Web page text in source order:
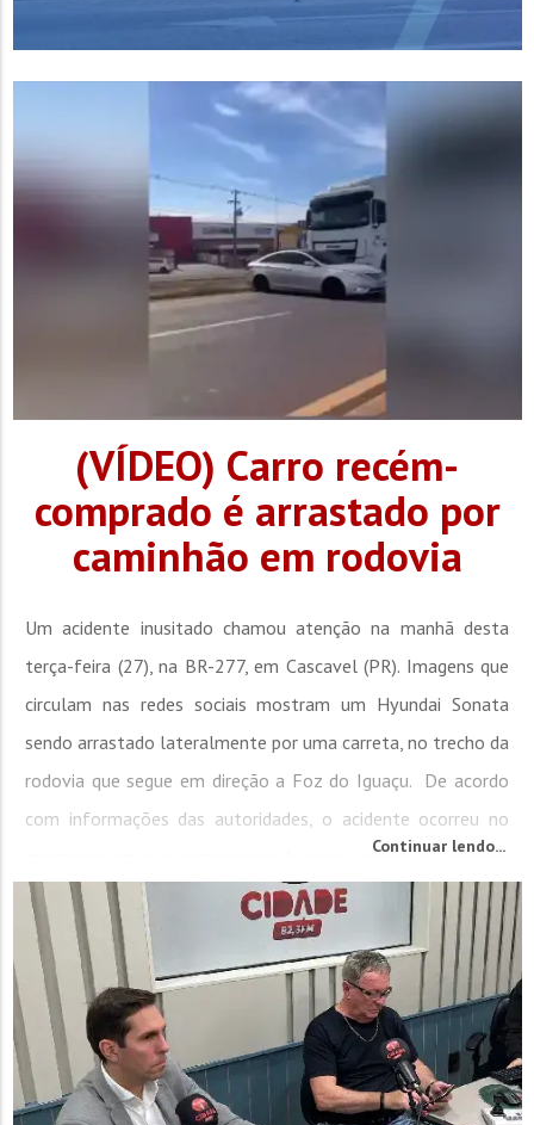
(VÍDEO) Carro recém-
comprado é arrastado por
caminhão em rodovia
Um acidente inusitado chamou atenção na manhã desta
terça-feira (27), na BR-277, em Cascavel (PR). Imagens que
circulam nas redes sociais mostram um Hyundai Sonata
sendo arrastado lateralmente por uma carreta, no trecho da
rodovia que segue em direção a Foz do Iguaçu. De acordo
com informações das autoridades, o acidente ocorreu no
momento em que o motorista do carro acessava a rodovia
e colidiu com a carreta, que realizava...
Continuar lendo...